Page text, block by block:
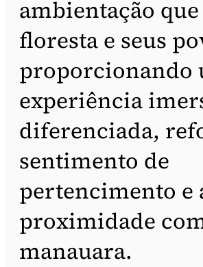
ambientação
floresta e seus
proporcionando
experiência
diferenciada,
sentimento de
pertencimento e
proximidade
manauara.